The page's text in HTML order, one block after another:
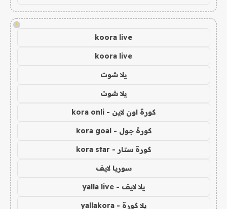
!
koora live
koora live
يلا شوت
يلا شوت
كورة اون لاين - kora onli
كورة جول - kora goal
كورة ستار - kora star
سوريا لايف
يلا لايف - yalla live
يلا كورة - yallakora